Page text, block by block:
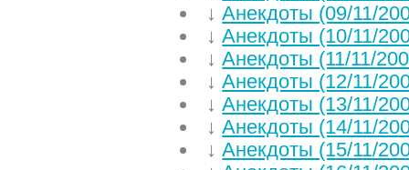
↓Анекдоты (09/11/
↓Анекдоты (10/11/
↓Анекдоты (11/11/
↓Анекдоты (12/11/
↓Анекдоты (13/11/
↓Анекдоты (14/11/
↓Анекдоты (15/11/